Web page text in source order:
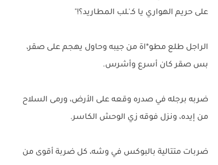
على حريم الهواري يا كـ'ـلب المطاريد؟!"
الراجل طلع مطو*اة من جيبه وحاول يهجم على صقر،
بس صقر كان أسرع وأشرس.
ضربه برجله في صدره وقعه على الأرض، ورمى السلاح
من إيده، ونزل فوقه زي الوحش الكاسر.
ضربات متتالية بالبوكس في وشه، كل ضربة أقوى من